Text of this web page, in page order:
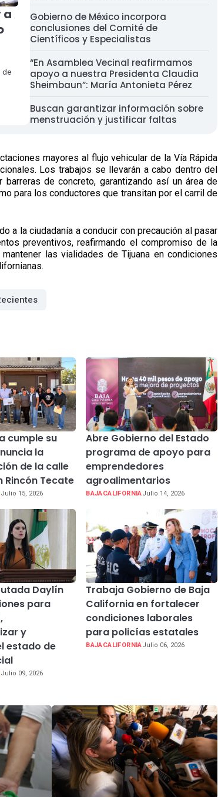
a
de
Gobierno de México incorpora
conclusiones del Comité de
Científicos y Especialistas
“En Asamblea Vecinal reafirmamos
apoyo a nuestra Presidenta Claudia
Sheimbaun”: María Antonieta Pérez
Buscan garantizar información sobre
menstruación y justificar faltas
mayores al flujo vehicular de la Vía Rápida
Los trabajos se llevarán a cabo dentro del
de concreto, garantizando así un área de
para los conductores que transitan por el carril de
a la ciudadanía a conducir con precaución al pasar
preventivos, reafirmando el compromiso de la
las vialidades de Tijuana en condiciones
cumple su
la
de la calle
Rincón Tecate
Julio 15, 2026
Abre Gobierno del Estado
programa de apoyo para
emprendedores
agroalimentarios
BAJACALIFORNIAJulio 14, 2026
Daylín
para
y
estado de
Julio 09, 2026
Trabaja Gobierno de Baja
California en fortalecer
condiciones laborales
para policías estatales
BAJACALIFORNIAJulio 06, 2026